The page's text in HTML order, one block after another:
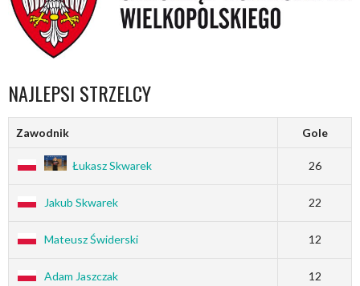
NAJLEPSI STRZELCY
Zawodnik Gole
Łukasz Skwarek 26
Jakub Skwarek 22
Mateusz Świderski 12
Adam Jaszczak 12